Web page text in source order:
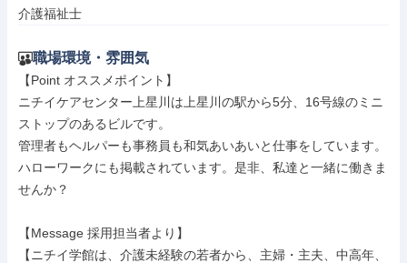
介護福祉士
職場環境・雰囲気
【Point オススメポイント】
ニチイケアセンター上星川は上星川の駅から5分、16号線のミニ
ストップのあるビルです。
管理者もヘルパーも事務員も和気あいあいと仕事をしています。
ハローワークにも掲載されています。是非、私達と一緒に働きま
せんか？
【Message 採用担当者より】
【ニチイ学館は、介護未経験の若者から、主婦・主夫、中高年、